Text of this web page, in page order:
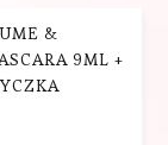
&
9ML +